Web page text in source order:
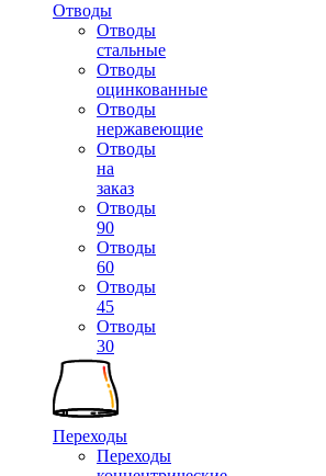
Отводы
Отводы
стальные
Отводы
оцинкованные
Отводы
нержавеющие
Отводы
на
заказ
Отводы
90
Отводы
60
Отводы
45
Отводы
30
Переходы
Переходы